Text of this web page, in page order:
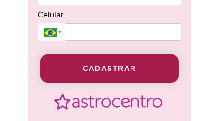
Celular
CADASTRAR